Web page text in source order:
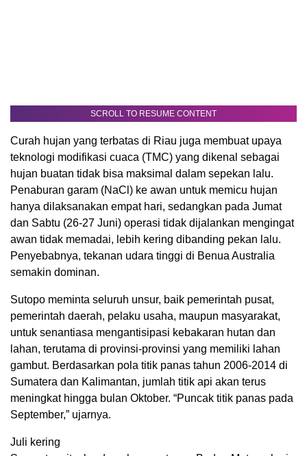
SCROLL TO RESUME CONTENT
Curah hujan yang terbatas di Riau juga membuat upaya
teknologi modifikasi cuaca (TMC) yang dikenal sebagai
hujan buatan tidak bisa maksimal dalam sepekan lalu.
Penaburan garam (NaCl) ke awan untuk memicu hujan
hanya dilaksanakan empat hari, sedangkan pada Jumat
dan Sabtu (26-27 Juni) operasi tidak dijalankan mengingat
awan tidak memadai, lebih kering dibanding pekan lalu.
Penyebabnya, tekanan udara tinggi di Benua Australia
semakin dominan.
Sutopo meminta seluruh unsur, baik pemerintah pusat,
pemerintah daerah, pelaku usaha, maupun masyarakat,
untuk senantiasa mengantisipasi kebakaran hutan dan
lahan, terutama di provinsi-provinsi yang memiliki lahan
gambut. Berdasarkan pola titik panas tahun 2006-2014 di
Sumatera dan Kalimantan, jumlah titik api akan terus
meningkat hingga bulan Oktober. “Puncak titik panas pada
September,” ujarnya.
Juli kering